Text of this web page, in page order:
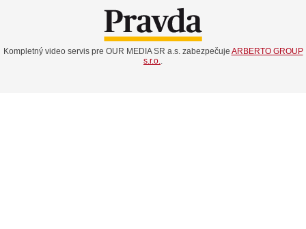
Kompletný video servis pre OUR MEDIA SR a.s. zabezpečuje ARBERTO GROUP
s.r.o..